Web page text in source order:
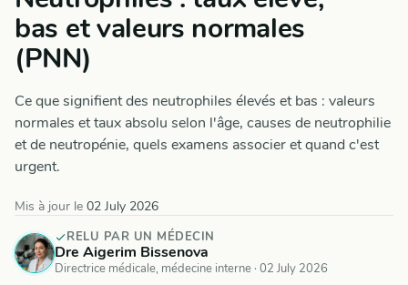
bas et valeurs normales
(PNN)
Ce que signifient des neutrophiles élevés et bas : valeurs
normales et taux absolu selon l'âge, causes de neutrophilie
et de neutropénie, quels examens associer et quand c'est
urgent.
Mis à jour le 02 July 2026
RELU PAR UN MÉDECIN
Dre Aigerim Bissenova
Directrice médicale, médecine interne · 02 July 2026